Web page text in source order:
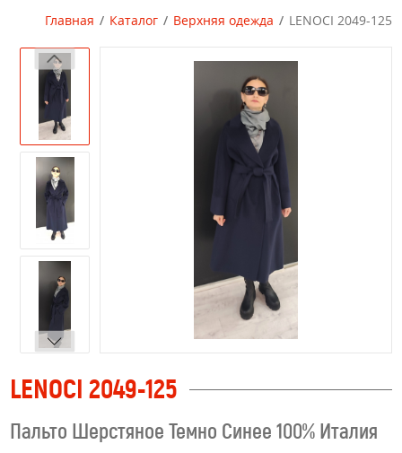
Главная Каталог Верхняя одежда LENOCI 2049-125
LENOCI 2049-125
Пальто Шерстяное Темно Синее 100% Италия